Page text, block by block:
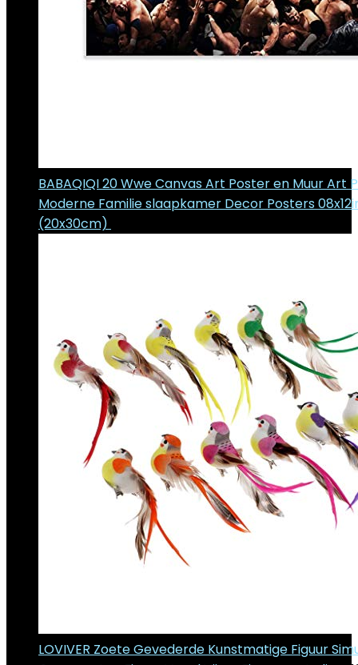
BABAQIQI 20 Wwe Canvas Art Poster en Muur Art
Moderne Familie slaapkamer Decor Posters
(20x30cm)
LOVIVER Zoete Gevederde Kunstmatige Figuur